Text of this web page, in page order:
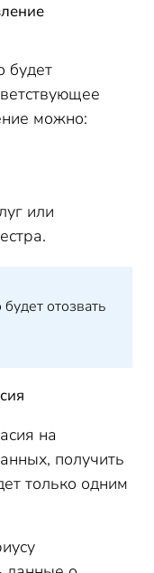
будет
можно:
или
отозвать
на
получить
только одним